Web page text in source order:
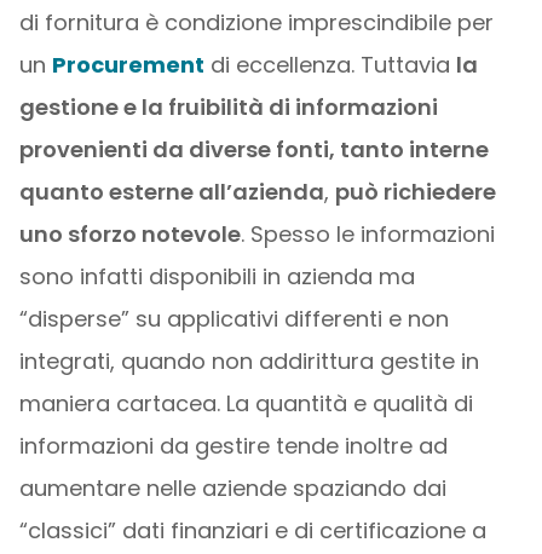
di fornitura è condizione imprescindibile per
un Procurement di eccellenza. Tuttavia la
gestione e la fruibilità di informazioni
provenienti da diverse fonti, tanto interne
quanto esterne all’azienda, può richiedere
uno sforzo notevole. Spesso le informazioni
sono infatti disponibili in azienda ma
“disperse” su applicativi differenti e non
integrati, quando non addirittura gestite in
maniera cartacea. La quantità e qualità di
informazioni da gestire tende inoltre ad
aumentare nelle aziende spaziando dai
“classici” dati finanziari e di certificazione a